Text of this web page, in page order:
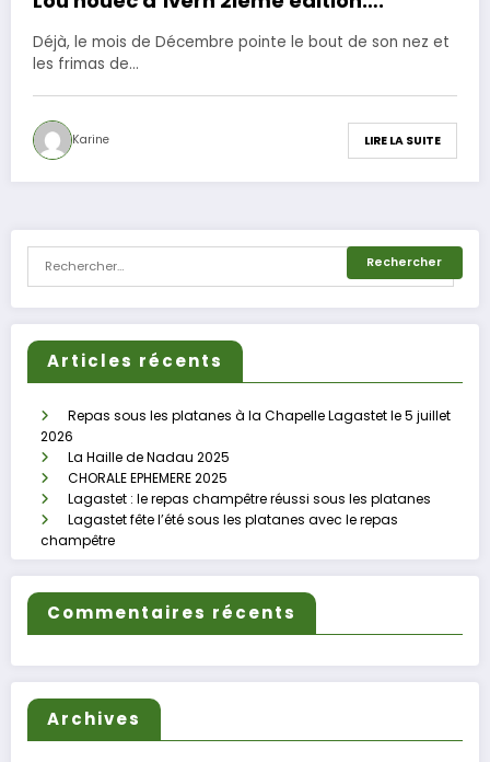
Déjà, le mois de Décembre pointe le bout de son nez et
les frimas de…
Karine LIRE LA SUITE
Articles récents
Repas sous les platanes à la Chapelle Lagastet le 5 juillet
2026
La Haille de Nadau 2025
CHORALE EPHEMERE 2025
Lagastet : le repas champêtre réussi sous les platanes
Lagastet fête l’été sous les platanes avec le repas
champêtre
Commentaires récents
Archives